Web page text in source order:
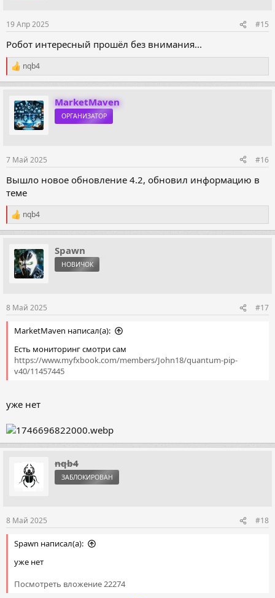
19 Апр 2025 #15
Робот интересный прошёл без внимания...
Р
е
а
ц
и
и
nqb4
MarketMaven
ОРГАНИЗАТОР
7 Май 2025 #16
Вышло новое обновление 4.2, обновил информацию в
теме
Р
е
а
ц
и
и
nqb4
Spawn
НОВИЧОК
8 Май 2025 #17
MarketMaven написал(а):
Есть мониторинг смотри сам
https://www.myfxbook.com/members/John18/quantum-pip-
v40/11457445
уже нет
nqb4
ЗАБЛОКИРОВАН
8 Май 2025 #18
Spawn написал(а):
уже нет
Посмотреть вложение 22274